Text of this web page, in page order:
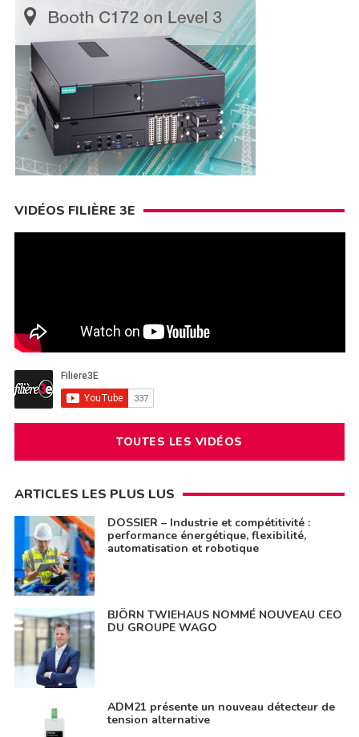
VIDÉOS FILIÈRE 3E
TOUTES LES VIDÉOS
ARTICLES LES PLUS LUS
DOSSIER – Industrie et compétitivité :
performance énergétique, flexibilité,
automatisation et robotique
BJÖRN TWIEHAUS NOMMÉ NOUVEAU CEO
DU GROUPE WAGO
ADM21 présente un nouveau détecteur de
tension alternative